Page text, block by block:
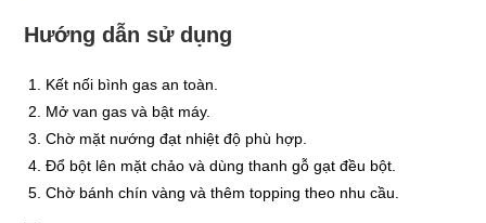
Hướng dẫn sử dụng
Kết nối bình gas an toàn.
Mở van gas và bật máy.
Chờ mặt nướng đạt nhiệt độ phù hợp.
Đổ bột lên mặt chảo và dùng thanh gỗ gạt đều bột.
Chờ bánh chín vàng và thêm topping theo nhu cầu.